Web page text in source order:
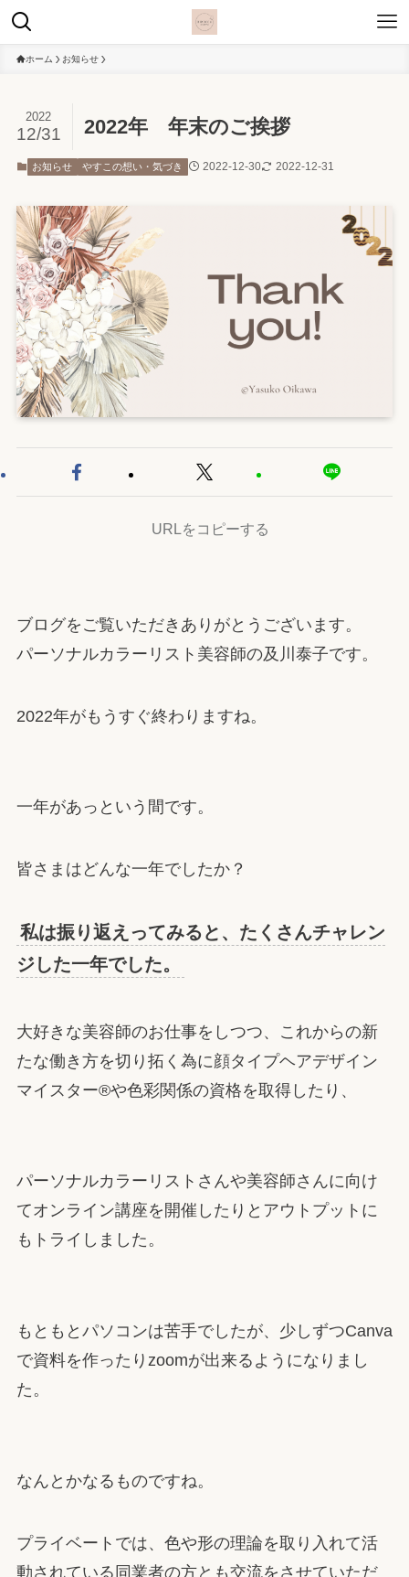
ホーム お知らせ
2022年 年末のご挨拶
2022
12/31
お知らせ やすこの想い・気づき 2022-12-30 2022-12-31
URLをコピーする
ブログをご覧いただきありがとうございます。
パーソナルカラーリスト美容師の及川泰子です。
2022年がもうすぐ終わりますね。
一年があっという間です。
皆さまはどんな一年でしたか？
私は振り返えってみると、たくさんチャレン
ジした一年でした。
大好きな美容師のお仕事をしつつ、これからの新
たな働き方を切り拓く為に顔タイプヘアデザイン
マイスター®︎や色彩関係の資格を取得したり、
パーソナルカラーリストさんや美容師さんに向け
てオンライン講座を開催したりとアウトプットに
もトライしました。
もともとパソコンは苦手でしたが、少しずつCanva
で資料を作ったりzoomが出来るようになりまし
た。
なんとかなるものですね。
プライベートでは、色や形の理論を取り入れて活
動されている同業者の方とも交流をさせていただ